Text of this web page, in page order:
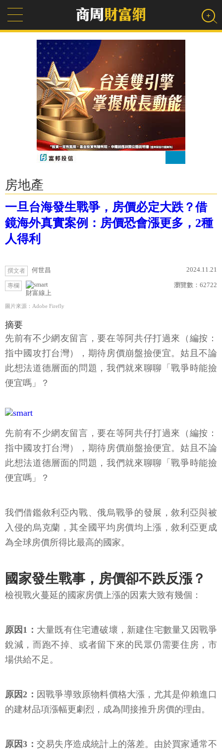
房地產
一旦台海發生戰爭，房價必定大跌？借
鏡海外真實案例：房價恐會漲更多，2種
人得利
撰文者 何世昌 2024.11.21
專欄
財富線上
瀏覽數： 62722
圖片來源：Adobe Firefly
摘要
先前有不少網友留言，要在等阿共仔打過來（編按：
指中國攻打台灣），期待房價崩盤撿便宜。姑且不論
此想法道德層面的問題，我們就來聊聊「戰爭時能撿
便宜嗎」？
先前有不少網友留言，要在等阿共仔打過來（編按：
指中國攻打台灣），期待房價崩盤撿便宜。姑且不論
此想法道德層面的問題，我們就來聊聊「戰爭時能撿
便宜嗎」？
我們借鑑敘利亞內戰、俄烏戰爭的發展，敘利亞與被
入侵的烏克蘭，其全國平均房價均上漲，敘利亞更成
為全球房價所得比最高的國家。
國家發生戰事，房價卻不跌反漲？
檢視戰火蔓延的國家房價上漲的因素大致有幾個：
原因1： 大量既有住宅遭破壞，新建住宅數量又因戰爭
銳減，而跑不掉、或者留下來的民眾仍需要住房，市
場供給不足。
原因2： 因戰爭導致原物料價格大漲，尤其是仰賴進口
的建材品項漲幅更劇烈，成為間接推升房價的理由。
原因3： 交易失序造成統計上的落差。由於買家通常不